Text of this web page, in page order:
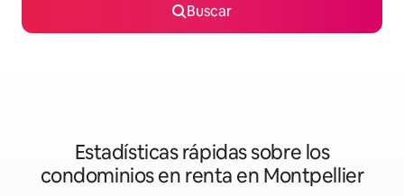
Buscar
Estadísticas rápidas sobre los
condominios en renta en Montpellier